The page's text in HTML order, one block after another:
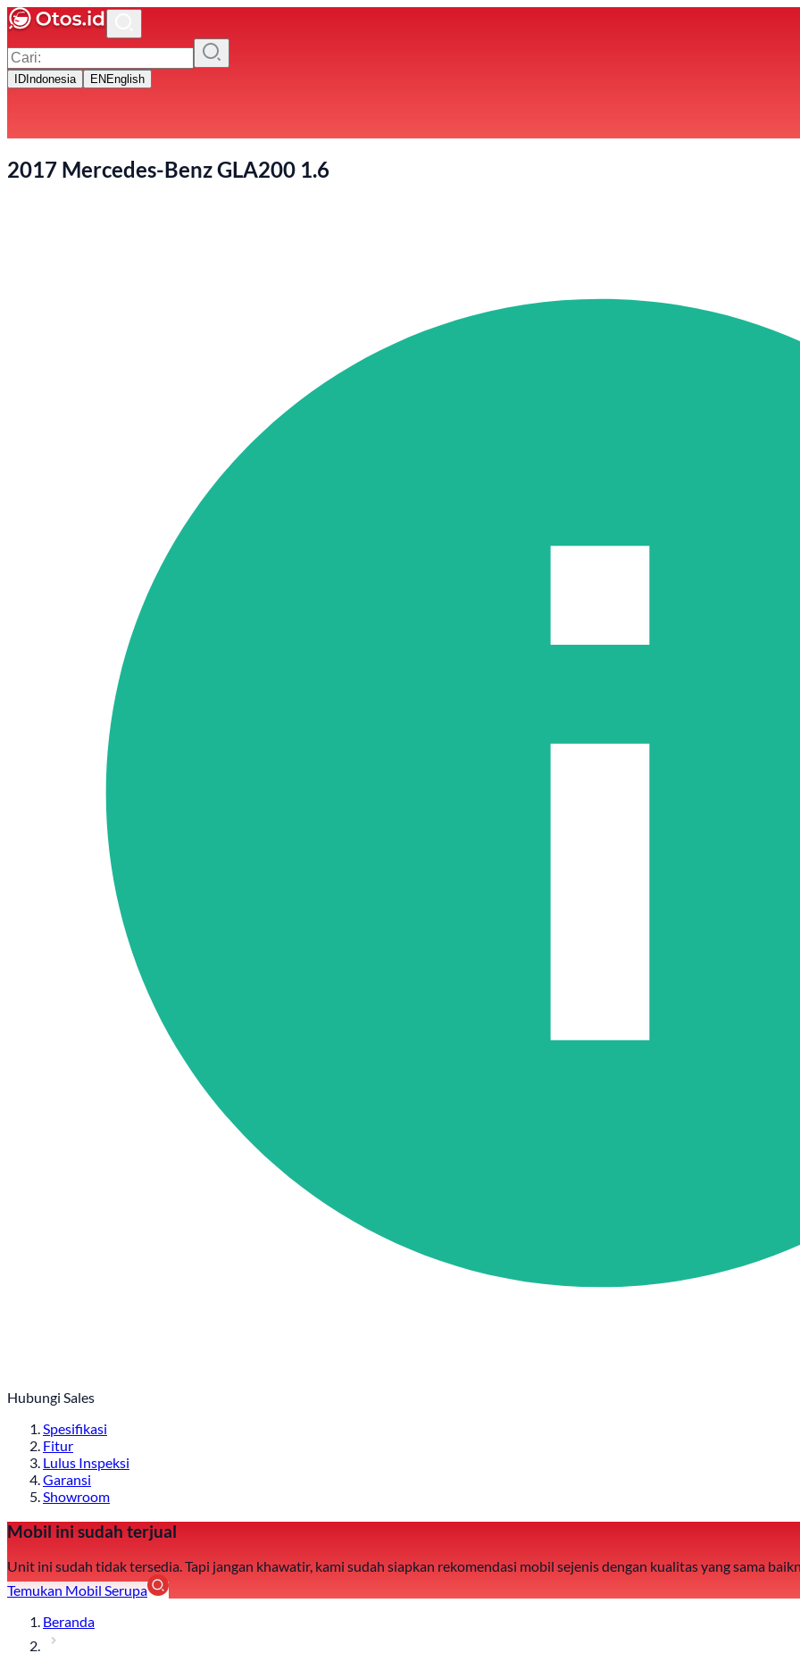
ID Indonesia EN English
2017 Mercedes-Benz GLA200 1.6
Hubungi Sales
Spesifikasi
Fitur
Lulus Inspeksi
Garansi
Showroom
Mobil ini sudah terjual
Unit ini sudah tidak tersedia. Tapi jangan khawatir, kami sudah siapkan rekomendasi mobil sejenis dengan kualitas yang sama
Temukan Mobil Serupa
Beranda